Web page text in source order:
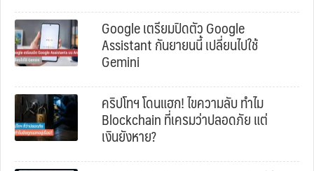
Google เตรียมปิดตัว Google
Assistant กันยายนนี้ เปลี่ยนไปใช้
Gemini
คริปโทฯ โดนแฮก! ไขความลับ ทำไม
Blockchain ที่เครมว่าปลอดภัย แต่
เงินยังหาย?